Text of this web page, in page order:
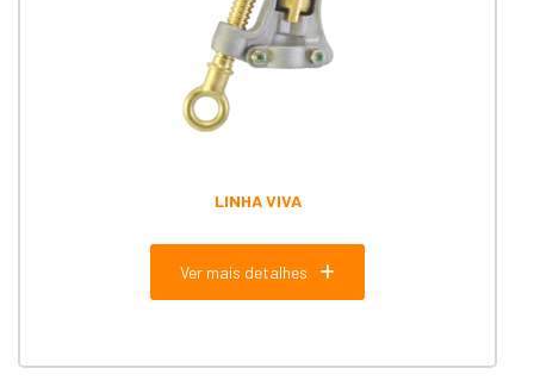
LINHA VIVA
Ver mais detalhes